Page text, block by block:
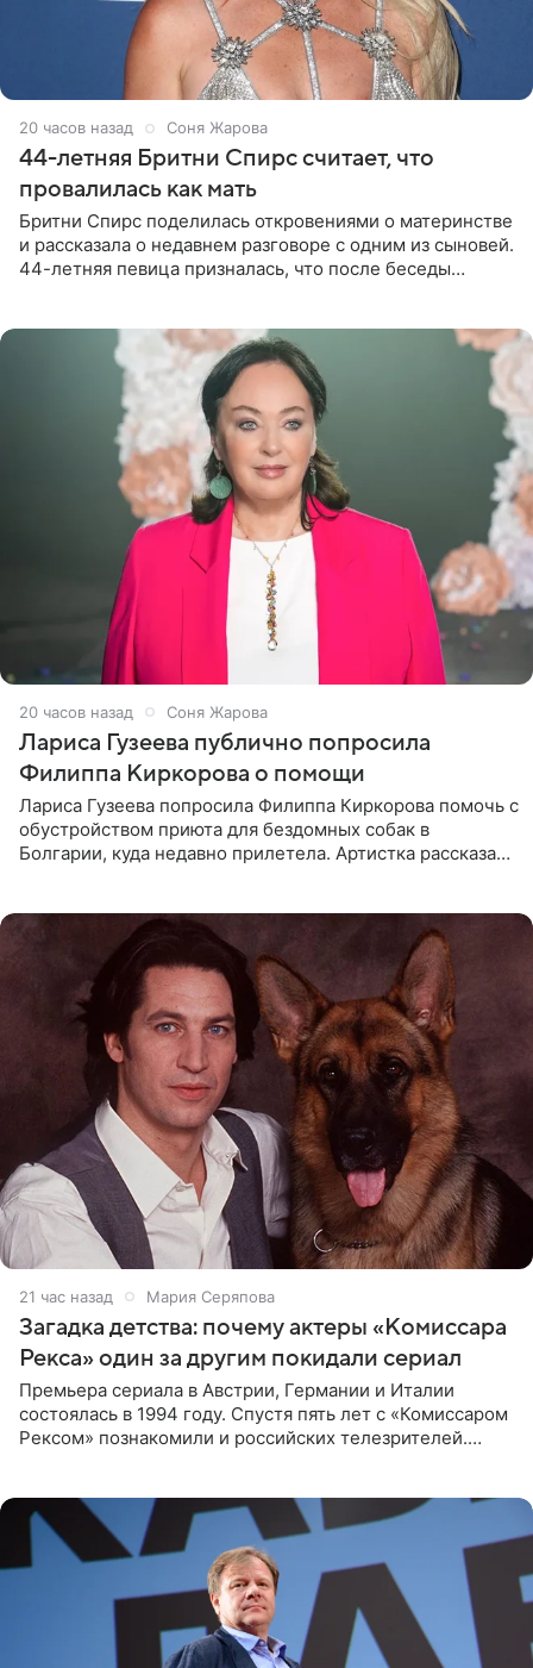
20 часов назад Соня Жарова
44-летняя Бритни Спирс считает, что
провалилась как мать
Бритни Спирс поделилась откровениями о материнстве
и рассказала о недавнем разговоре с одним из сыновей.
44-летняя певица призналась, что после беседы
20 часов назад Соня Жарова
Лариса Гузеева публично попросила
Филиппа Киркорова о помощи
Лариса Гузеева попросила Филиппа Киркорова помочь с
обустройством приюта для бездомных собак в
Болгарии, куда недавно прилетела. Артистка рассказала
21 час назад Мария Серяпова
Загадка детства: почему актеры «Комиссара
Рекса» один за другим покидали сериал
Премьера сериала в Австрии, Германии и Италии
состоялась в 1994 году. Спустя пять лет с «Комиссаром
Рексом» познакомили и российских телезрителей.